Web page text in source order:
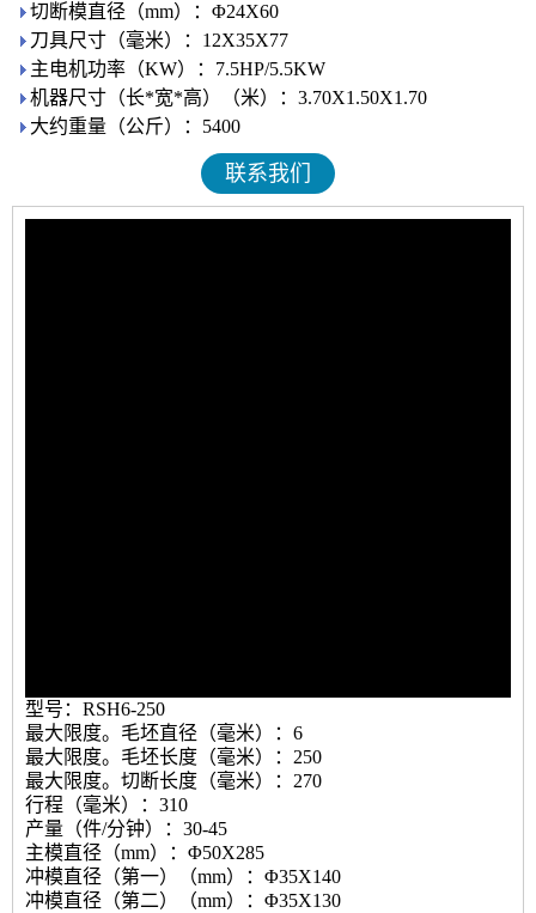
切断模直径（mm）：Φ24X60
刀具尺寸（毫米）：12X35X77
主电机功率（KW）：7.5HP/5.5KW
机器尺寸（长*宽*高）（米）：3.70X1.50X1.70
大约重量（公斤）：5400
联系我们
型号：RSH6-250
最大限度。毛坯直径（毫米）：6
最大限度。毛坯长度（毫米）：250
最大限度。切断长度（毫米）：270
行程（毫米）：310
产量（件/分钟）：30-45
主模直径（mm）：Φ50X285
冲模直径（第一）（mm）：Φ35X140
冲模直径（第二）（mm）：Φ35X130